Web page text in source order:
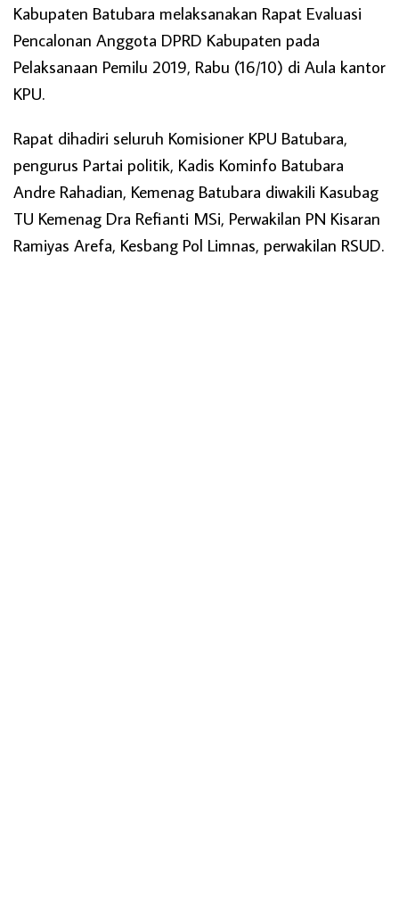
Kabupaten Batubara melaksanakan Rapat Evaluasi
Pencalonan Anggota DPRD Kabupaten pada
Pelaksanaan Pemilu 2019, Rabu (16/10) di Aula kantor
KPU.
Rapat dihadiri seluruh Komisioner KPU Batubara,
pengurus Partai politik, Kadis Kominfo Batubara
Andre Rahadian, Kemenag Batubara diwakili Kasubag
TU Kemenag Dra Refianti MSi, Perwakilan PN Kisaran
Ramiyas Arefa, Kesbang Pol Limnas, perwakilan RSUD.